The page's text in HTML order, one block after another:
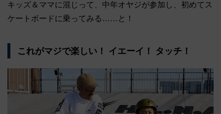
キッズ＆ママに混じって、中年オヤジが参加し、初めてス
ケートボードに乗ってみる……と！
これがマジで楽しい！ イエーイ！ タッチ！